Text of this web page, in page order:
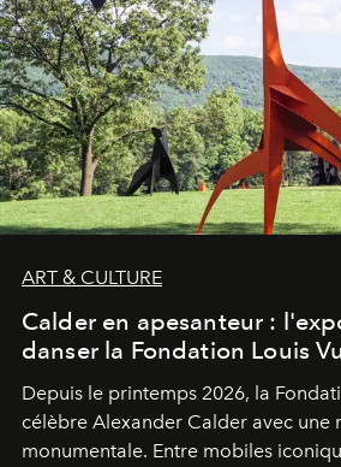
ART & CULTURE
Calder en apesanteur :
danser la Fondation Louis
Depuis le printemps 2026, la
célèbre Alexander Calder avec une
monumentale. Entre mobiles